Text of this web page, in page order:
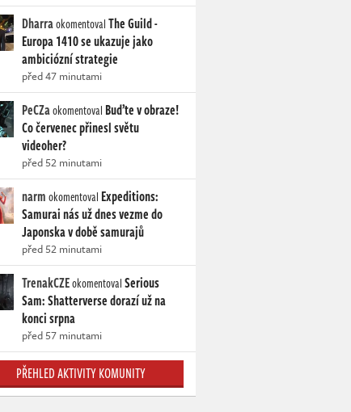
DharraokomentovalThe Guild -
Europa 1410 se ukazuje jako
ambiciózní strategie
před 47 minutami
PeCZaokomentoval Buďte v obraze!
Co červenec přinesl světu
videoher?
před 52 minutami
narmokomentoval Expeditions:
Samurai nás už dnes vezme do
Japonska v době samurajů
před 52 minutami
TrenakCZEokomentovalSerious
Sam: Shatterverse dorazí už na
konci srpna
před 57 minutami
PŘEHLED AKTIVITY KOMUNITY